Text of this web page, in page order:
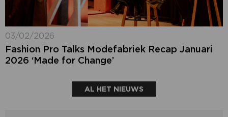
03/02/2026
Fashion Pro Talks Modefabriek Recap Januari
2026 ‘Made for Change’
AL HET NIEUWS